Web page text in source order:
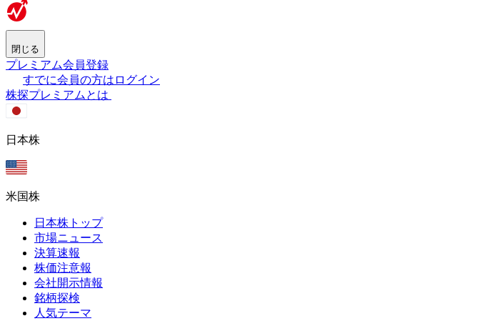
閉じる
プレミアム会員登録
すでに会員の方はログイン
株探プレミアムとは
日本株
米国株
日本株トップ
市場ニュース
決算速報
株価注意報
会社開示情報
銘柄探検
人気テーマ